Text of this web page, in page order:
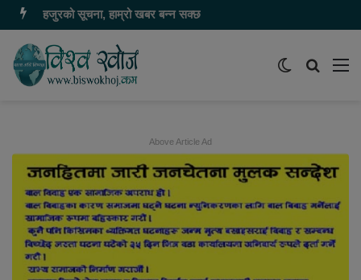
हजुरको सूचना, हाम्रो खबर बन्न सक्छ
समाचार
Switch
Above Article Ad